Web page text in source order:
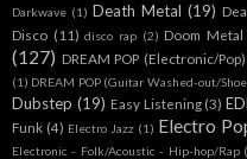
Darkwave (1) Death Metal (19)
Disco (11) disco rap (2) Doom Metal
(127) DREAM POP (Electronic/Pop)
(1) DREAM POP (Guitar Washed-out/
Dubstep (19) Easy Listening (3)
Funk (4) Electro Jazz (1) Electro
Electronic - Folk/Acoustic - Hip-hop/Rap